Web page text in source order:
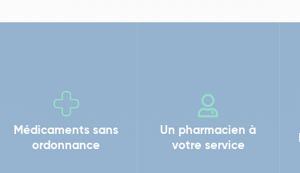
Médicaments sans
ordonnance
Un pharmacien à
votre service